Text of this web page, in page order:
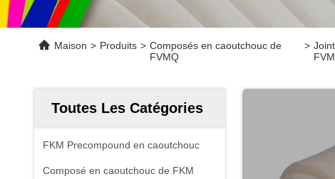
Maison > Produits > Composés en caoutchouc de
FVMQ
>
Toutes Les Catégories
FKM Precompound en caoutchouc
Composé en caoutchouc de FKM